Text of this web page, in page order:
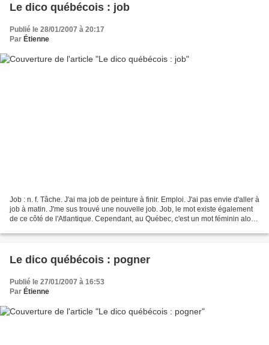
Le dico québécois : job
Publié le 28/01/2007 à 20:17
Par Étienne
Job : n. f. Tâche. J'ai ma job de peinture à finir. Emploi. J'ai pas envie d'aller à
job à matin. J'me sus trouvé une nouvelle job. Job, le mot existe également
de ce côté de l'Atlantique. Cependant, au Québec, c'est un mot féminin alors
Le dico québécois : pogner
Publié le 27/01/2007 à 16:53
Par Étienne